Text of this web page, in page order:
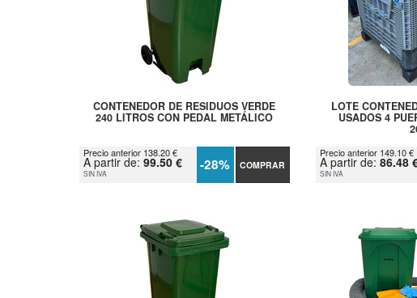
CONTENEDOR DE RESIDUOS VERDE
240 LITROS CON PEDAL METÁLICO
Precio anterior 138.20 €
A partir de: 99.50 €
SIN IVA -28% COMPRAR
LOTE
USADOS 4
Precio anterior 149.10 €
A partir de: 86.48
SIN IVA